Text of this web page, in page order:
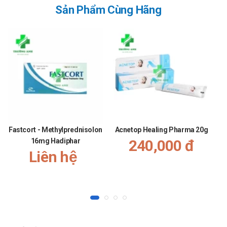
luer. Cố định kim chắc chắn trong khi giữ chắc trục luer để
đảm bảo bịt kín và tránh rò rỉ trong quá trình sử dụng.
vào hoặc tháo tấm chắn kim, nếu không đầu ống tiêm có
Trước khi tiêm, vị trí tiêm phải được khử trùng bằng chất
khử trùng thích hợp.
Người lái xe, điều khiển và vận hành máy móc:
Thận trọng khi sử dụng cho đối tượng này. Tham khảo ý
kiến của bác sĩ trước khi dùng.
Lưu ý sử dụng đúng liều lượng đã thông tin trên hướng dẫn sử
Sản Phẩm Cùng Hãng
Fastcort - Methylprednisolon
16mg Hadiphar
Liên hệ
Acnetop Healing Pharma 20g
240,000 đ